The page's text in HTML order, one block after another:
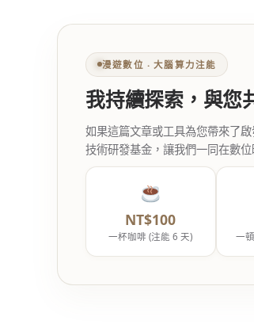
漫遊數位 ‧ 大腦算力注能
我持續探索，與您
如果這篇文章或工具為您帶來了
技術研發基金，讓我們一同在數位
NT$100
一杯咖啡 (注能 6 天) 一